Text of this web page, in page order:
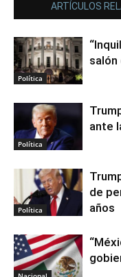
ARTÍCULOS
Política
salón
Política
ante
Política
de
años